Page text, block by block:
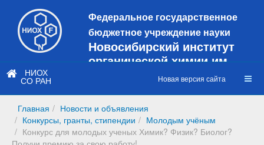
Федеральное государственное
бюджетное учреждение науки
Новосибирский институт
органической химии им.
Н.Н. Ворожцова
сайт
https://web3.nioch.nsc.ru/nioch/
НИОХ
СО РАН Новая версия сайта
Главная
Новости и объявления
Конкурсы, гранты, стипендии
Молодым учёным
Конкурс для молодых ученых Химик? Физик? Биолог?